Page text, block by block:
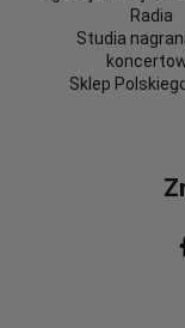
Radia
Studia
Sklep